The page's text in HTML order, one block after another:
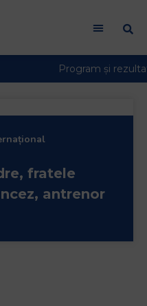
fratele
antrenor